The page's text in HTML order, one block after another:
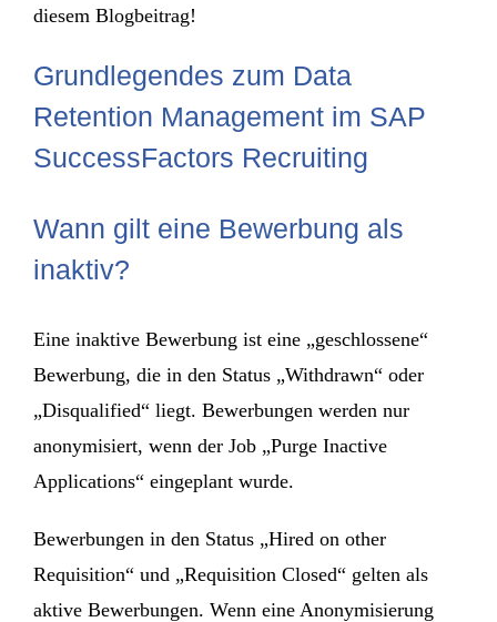
diesem Blogbeitrag!
Grundlegendes zum Data
Retention Management im SAP
SuccessFactors Recruiting
Wann gilt eine Bewerbung als
inaktiv?
Eine inaktive Bewerbung ist eine „geschlossene“
Bewerbung, die in den Status „Withdrawn“ oder
„Disqualified“ liegt. Bewerbungen werden nur
anonymisiert, wenn der Job „Purge Inactive
Applications“ eingeplant wurde.
Bewerbungen in den Status „Hired on other
Requisition“ und „Requisition Closed“ gelten als
aktive Bewerbungen. Wenn eine Anonymisierung